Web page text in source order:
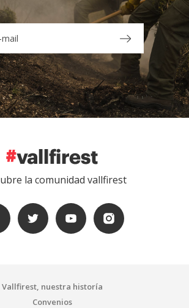
la comunidad vallfirest
Vallfirest, nuestra historía
Convenios